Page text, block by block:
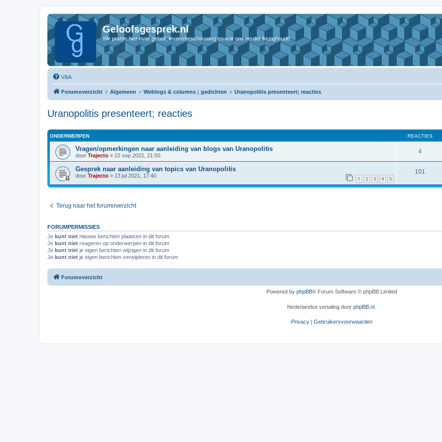
Geloofsgesprek.nl
We praten hier over geloof, levensbeschouwing en wat ons verder bezighoudt!
V&A
Forumoverzicht Algemeen Weblogs & columns ; gedichten Uranopolitis presenteert; reacties
Uranopolitis presenteert; reacties
ONDERWERPEN REACTIES
Vragen/opmerkingen naar aanleiding van blogs van Uranopolitis
door Trajecto » 22 sep 2022, 21:50
4
Gesprek naar aanleiding van topics van Uranopolitis
door Trajecto » 13 jul 2021, 17:40 1 2 3 4 5
101
Terug naar het forumoverzicht
FORUMPERMISSIES
Je kunt niet nieuwe berichten plaatsen in dit forum
Je kunt niet reageren op onderwerpen in dit forum
Je kunt niet je eigen berichten wijzigen in dit forum
Je kunt niet je eigen berichten verwijderen in dit forum
Forumoverzicht
Powered by phpBB® Forum Software © phpBB Limited
Nederlandse vertaling door phpBB.nl
Privacy| Gebruikersvoorwaarden